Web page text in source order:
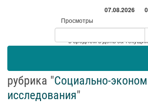
07.08.2026
Просмотры
Посетители
* - в среднем в день за
рубрика "Социально-
исследования"